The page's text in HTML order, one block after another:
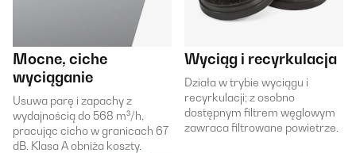
Mocne, ciche
wyciąganie
Usuwa parę i zapachy z
wydajnością do 568 m³/h,
pracując cicho w granicach 67
dB. Klasa A obniża koszty.
Wyciąg i recyrkulacja
Działa w trybie wyciągu i
recyrkulacji; z osobno
dostępnym filtrem węglowym
zawraca filtrowane powietrze.